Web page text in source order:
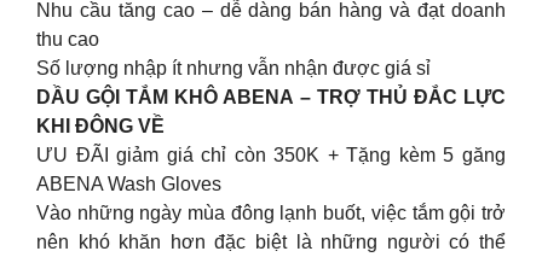
Nhu cầu tăng cao – dễ dàng bán hàng và đạt doanh
thu cao
Số lượng nhập ít nhưng vẫn nhận được giá sỉ
DẦU GỘI TẮM KHÔ ABENA – TRỢ THỦ ĐẮC LỰC
KHI ĐÔNG VỀ
ƯU ĐÃI giảm giá chỉ còn 350K + Tặng kèm 5 găng
ABENA Wash Gloves
Vào những ngày mùa đông lạnh buốt, việc tắm gội trở
nên khó khăn hơn đặc biệt là những người có thể